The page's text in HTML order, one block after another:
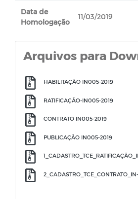
Data de
Homologação
11/03/2019
Arquivos para
HABILITAÇÃO IN005-2019
RATIFICAÇÃO-IN005-2019
CONTRATO IN005-2019
PUBLICAÇÃO IN005-2019